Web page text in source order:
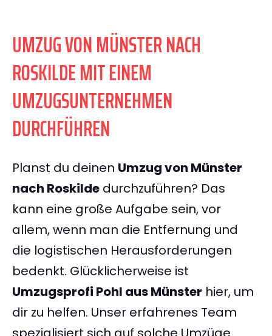
UMZUG VON MÜNSTER NACH
ROSKILDE MIT EINEM
UMZUGSUNTERNEHMEN
DURCHFÜHREN
Planst du deinen Umzug von Münster
nach Roskilde durchzuführen? Das
kann eine große Aufgabe sein, vor
allem, wenn man die Entfernung und
die logistischen Herausforderungen
bedenkt. Glücklicherweise ist
Umzugsprofi Pohl aus Münster hier, um
dir zu helfen. Unser erfahrenes Team